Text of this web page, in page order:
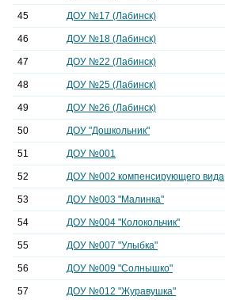
45 ДОУ №17 (Лабинск)
46 ДОУ №18 (Лабинск)
47 ДОУ №22 (Лабинск)
48 ДОУ №25 (Лабинск)
49 ДОУ №26 (Лабинск)
50 ДОУ "Дошкольник"
51 ДОУ №001
52 ДОУ №002 компенсирующего вида
53 ДОУ №003 "Малинка"
54 ДОУ №004 "Колокольчик"
55 ДОУ №007 "Улыбка"
56 ДОУ №009 "Солнышко"
57 ДОУ №012 "Журавушка"